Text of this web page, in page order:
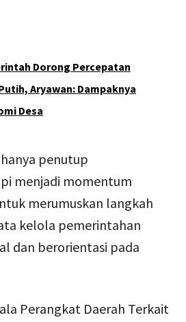
Dorong Percepatan
Aryawan: Dampaknya
Desa
penutup
menjadi momentum
merumuskan langkah
kelola pemerintahan
dan berorientasi pada
Perangkat Daerah Terkait